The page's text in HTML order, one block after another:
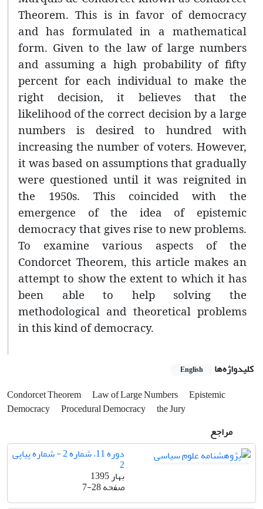
Theorem. This is in favor of democracy
and has formulated in a mathematical
form. Given to the law of large numbers
and assuming a high probability of fifty
percent for each individual to make the
right decision, it believes that the
likelihood of the correct decision by a large
numbers is desired to hundred with
increasing the number of voters. However,
it was based on assumptions that gradually
were questioned until it was reignited in
the 1950s. This coincided with the
emergence of the idea of epistemic
democracy that gives rise to new problems.
To examine various aspects of the
Condorcet Theorem, this article makes an
attempt to show the extent to which it has
been able to help solving the
methodological and theoretical problems
in this kind of democracy.
کلیدواژه‌ها English
Condorcet Theorem Law of Large Numbers
Epistemic
Democracy
Procedural Democracy
the Jury
مراجع
دوره 11، شماره 2 - شماره پیاپی
2
بهار 1395
صفحه7-28